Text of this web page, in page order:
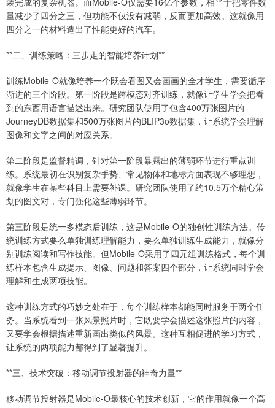
量减少了四分之三，但功能不仅没有减弱，反而更加高效。这就像用
四分之一的材料造出了性能更好的汽车。
**二、训练策略：三步走的智能培养计划**
训练Mobile-O就像培养一个既会看图又会画画的全才学生，需要循序
渐进的三个阶段。第一阶段是跨模态对齐训练，就像让学生学会把看
到的东西用语言描述出来。研究团队使用了包含400万张图片的
JourneyDB数据集和500万张图片的BLIP3o数据集，让系统学会理解
图像和文字之间的对应关系。
第二阶段是监督精调，针对第一阶段暴露出的薄弱环节进行重点训
练。系统最初在识别复杂手势、常见物体和地标方面表现不够理想，
就像学生在某些科目上需要补课。研究团队使用了约10.5万个精心策
划的图文对，专门强化这些薄弱环节。
第三阶段是统一多模态后训练，这是Mobile-O的独创性训练方法。传
统训练方式要么单独训练理解能力，要么单独训练生成能力，就像分
别训练阅读和写作技能。但Mobile-O采用了四元组训练格式，每个训
练样本包含生成提示、图像、问题和答案四个部分，让系统同时学会
理解和生成两项技能。
这种训练方式的巧妙之处在于，每个训练样本都能同时服务于两个任
务。当系统看到一张风景照片时，它既要学会描述这张照片的内容，
又要学会根据描述重新画出类似的风景。这种互相促进的学习方式，
让系统的两项能力都得到了显著提升。
**三、技术突破：移动调节投射器的神奇力量**
移动调节投射器是Mobile-O最核心的技术创新，它的作用就像一个高